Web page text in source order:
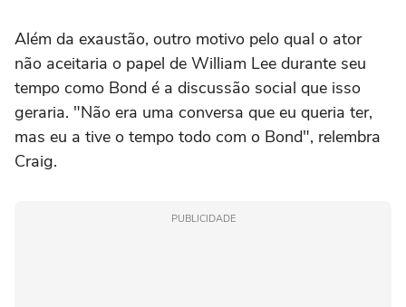
Além da exaustão, outro motivo pelo qual o ator
não aceitaria o papel de William Lee durante seu
tempo como Bond é a discussão social que isso
geraria. "Não era uma conversa que eu queria ter,
mas eu a tive o tempo todo com o Bond", relembra
Craig.
PUBLICIDADE